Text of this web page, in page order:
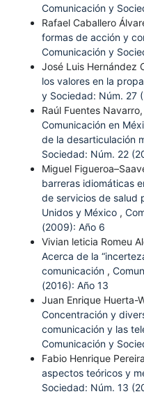
Comunicación y
Rafael Caballero
formas de acción y
Comunicación y
José Luis Hernández
los valores en la
y Sociedad: Núm. 27
Raúl Fuentes Navarro,
Comunicación en
de la desarticulación
Sociedad: Núm. 22
Miguel
barreras idiomáticas
de servicios de salud
Unidos y México ,
(2009): Año 6
Vivian leticia Romeu
Acerca de la
comunicación ,
(2016): Año 13
Juan Enrique Huerta-
Concentración y
comunicación y las
Comunicación y
Fabio Henrique
aspectos teóricos y
Sociedad: Núm. 13